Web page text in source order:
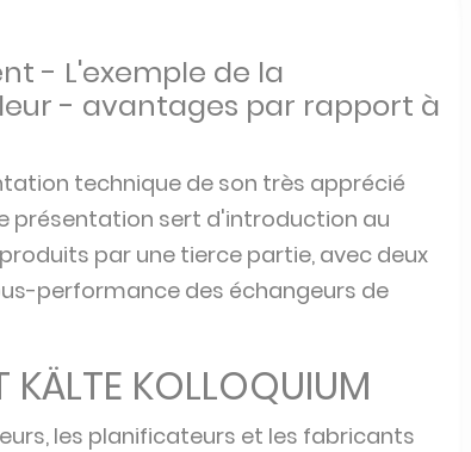
- L'exemple de la
- avantages par rapport à
technique de son très apprécié
présentation sert d'introduction au
par une tierce partie, avec deux
performance des échangeurs de
KOLLOQUIUM
les planificateurs et les fabricants